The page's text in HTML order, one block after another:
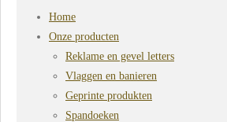
Home
Onze producten
Reklame en gevel letters
Vlaggen en banieren
Geprinte produkten
Spandoeken